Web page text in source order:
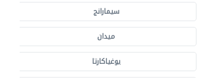
سيمارانج
ميدان
يوغياكارتا